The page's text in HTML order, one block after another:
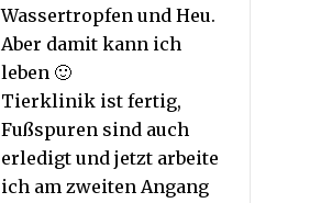
Wassertropfen und Heu.
Aber damit kann ich
leben 🙂
Tierklinik ist fertig,
Fußspuren sind auch
erledigt und jetzt arbeite
ich am zweiten Angang